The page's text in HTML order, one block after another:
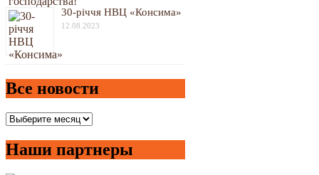
30-річчя НВЦ «Консима»
12.08.2023
Все новости
Все
Наши партнеры